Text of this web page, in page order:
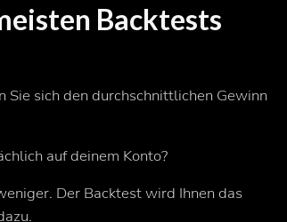
Backtests
Sie sich den durchschnittlichen Gewinn
auf deinem Konto?
Der Backtest wird Ihnen das